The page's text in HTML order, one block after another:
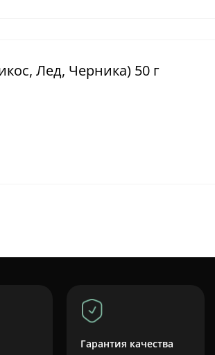
Лед, Черника) 50 г
Гарантия качества